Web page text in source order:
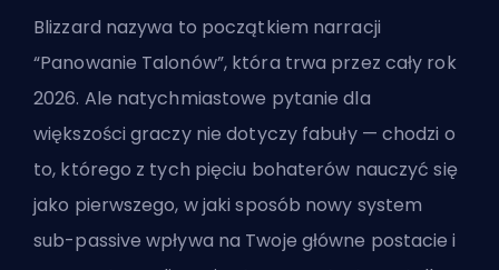
Blizzard nazywa to początkiem narracji
“Panowanie Talonów”, która trwa przez cały rok
2026. Ale natychmiastowe pytanie dla
większości graczy nie dotyczy fabuły — chodzi o
to, którego z tych pięciu bohaterów nauczyć się
jako pierwszego, w jaki sposób nowy system
sub-passive wpływa na Twoje główne postacie i